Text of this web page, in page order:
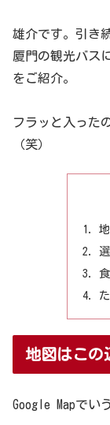
雄介です。引き
厦門の観光バス
をご紹介。
フラッと入った
（笑）
地図はこの
Google Mapでい